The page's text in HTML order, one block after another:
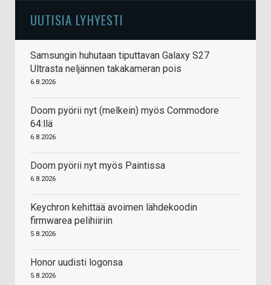
UUTISIA LYHYESTI
Samsungin huhutaan tiputtavan Galaxy S27
Ultrasta neljännen takakameran pois
6.8.2026
Doom pyörii nyt (melkein) myös Commodore
64:llä
6.8.2026
Doom pyörii nyt myös Paintissa
6.8.2026
Keychron kehittää avoimen lähdekoodin
firmwarea pelihiiriin
5.8.2026
Honor uudisti logonsa
5.8.2026